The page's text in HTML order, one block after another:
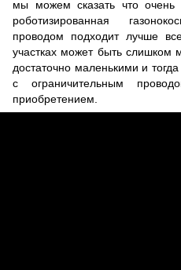
мы можем сказать что очень
роботизированная
проводом подходит лучше
участках может быть слишком
достаточно маленькими и
с ограничительным
приобретением.